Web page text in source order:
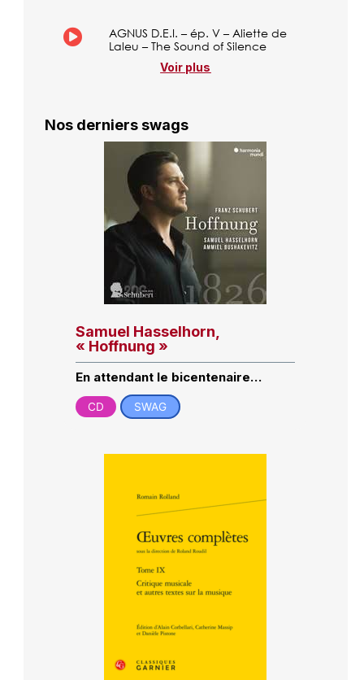
AGNUS D.E.I. – ép. V – Aliette de
Laleu – The Sound of Silence
Voir plus
Nos derniers swags
Samuel Hasselhorn,
« Hoffnung »
En attendant le bicentenaire…
CD SWAG